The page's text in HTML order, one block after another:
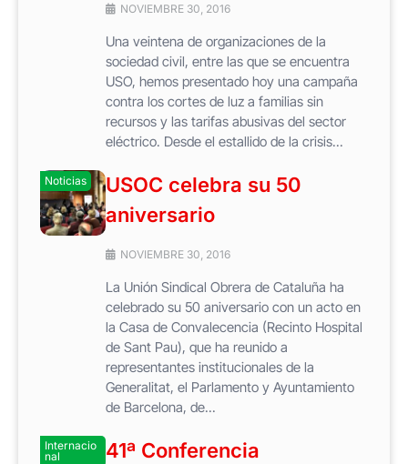
NOVIEMBRE 30, 2016
Una veintena de organizaciones de la
sociedad civil, entre las que se encuentra
USO, hemos presentado hoy una campaña
contra los cortes de luz a familias sin
recursos y las tarifas abusivas del sector
eléctrico. Desde el estallido de la crisis...
Noticias
USOC celebra su 50
aniversario
NOVIEMBRE 30, 2016
La Unión Sindical Obrera de Cataluña ha
celebrado su 50 aniversario con un acto en
la Casa de Convalecencia (Recinto Hospital
de Sant Pau), que ha reunido a
representantes institucionales de la
Generalitat, el Parlamento y Ayuntamiento
de Barcelona, de...
Internacio
nal
41ª Conferencia